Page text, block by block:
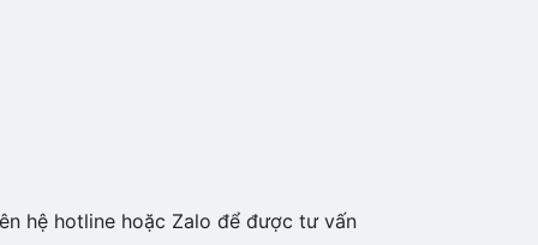
hệ hotline hoặc Zalo để được tư vấn